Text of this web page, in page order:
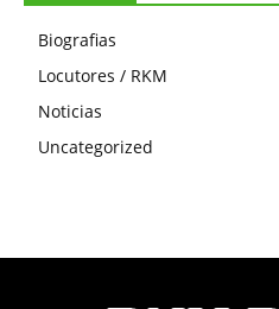
Biografias
Locutores / RKM
Noticias
Uncategorized